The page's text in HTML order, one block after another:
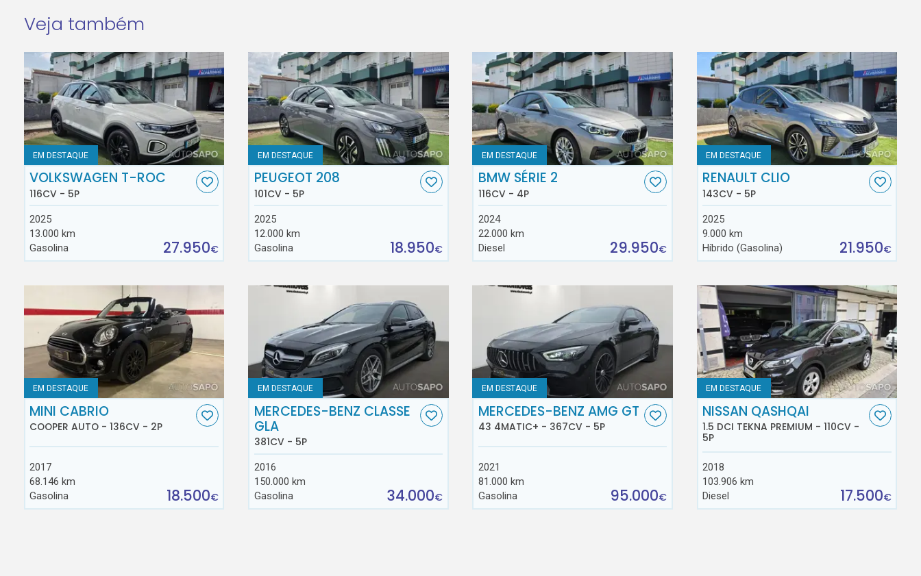
Veja também
EM DESTAQUE
VOLKSWAGEN T-ROC
116CV - 5P
2025
13.000 km
Gasolina
27.950€
EM DESTAQUE
PEUGEOT 208
101CV - 5P
2025
12.000 km
Gasolina
18.950€
EM DESTAQUE
BMW SÉRIE 2
116CV - 4P
2024
22.000 km
Diesel
29.950€
EM DESTAQUE
RENAULT CLIO
143CV - 5P
2025
9.000 km
Híbrido (Gasolina)
21.950€
EM DESTAQUE
MINI CABRIO
COOPER AUTO - 136CV - 2P
2017
68.146 km
Gasolina
18.500€
EM DESTAQUE
MERCEDES-BENZ CLASSE
GLA
381CV - 5P
2016
150.000 km
Gasolina
34.000€
EM DESTAQUE
MERCEDES-BENZ AMG GT
43 4MATIC+ - 367CV - 5P
2021
81.000 km
Gasolina
95.000€
EM DESTAQUE
NISSAN QASHQAI
1.5 DCI TEKNA PREMIUM - 110CV -
5P
2018
103.906 km
Diesel
17.500€